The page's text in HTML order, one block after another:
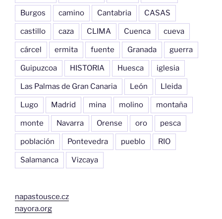
Burgos camino Cantabria CASAS
castillo caza CLIMA Cuenca cueva
cárcel ermita fuente Granada guerra
Guipuzcoa HISTORIA Huesca iglesia
Las Palmas de Gran Canaria León Lleida
Lugo Madrid mina molino montaña
monte Navarra Orense oro pesca
población Pontevedra pueblo RIO
Salamanca Vizcaya
napastousce.cz
nayora.org